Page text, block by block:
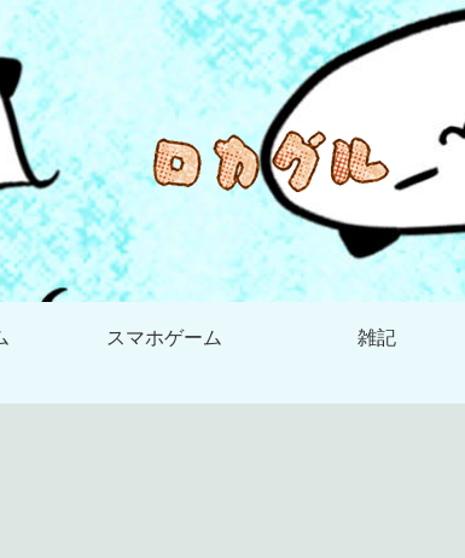
スマホゲーム 雑記